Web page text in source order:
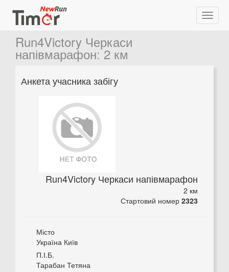
Run4Victory Черкаси
напівмарафон:2 км
Анкета учасника забігу
Run4Victory Черкаси напівмарафон
2 км
Стартовий номер 2323
Місто
Україна Київ
П.І.Б.
Тарабан Тетяна